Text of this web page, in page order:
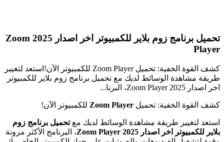
تحميل برنامج زوم بلاير للكمبيوتر اخر اصدار 2025 Zoom
Player
كشف القوة الخفية: تحميل Zoom Player للكمبيوتر الآن!استعد لتغيير
طريقة مشاهدة الوسائط لديك مع تحميل برنامج زوم بلاير للكمبيوتر
اخر اصدار 2025 Zoom Player، البرنا...
كشف القوة الخفية: تحميل Zoom Player للكمبيوتر الآن!
استعد لتغيير طريقة مشاهدة الوسائط لديك معتحميل برنامج زوم
بلاير للكمبيوتر اخر اصدار 2025 Zoom Player
، البرنامج الأكثر مرونة